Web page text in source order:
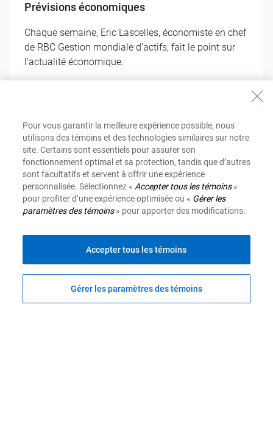
Prévisions économiques
Chaque semaine, Eric Lascelles, économiste en chef
de RBC Gestion mondiale d'actifs, fait le point sur
l'actualité économique.
Info-Placements
Investisseur inspiré
Planification financière
MonConseiller
Pour vous garantir la meilleure expérience possible, nous
utilisons des témoins et des technologies similaires sur notre
site. Certains sont essentiels pour assurer son
fonctionnement optimal et sa protection, tandis que d’autres
sont facultatifs et servent à offrir une expérience
personnalisée. Sélectionnez « Accepter tous les témoins»
pour profiter d’une expérience optimisée ou « Gérer les
paramètres des témoins» pour apporter des modifications.
Gérer les paramètres des témoins
Accepter tous les témoins